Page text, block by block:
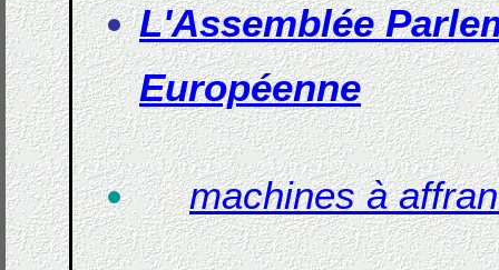
L'Assemblée
Européenne
machines à